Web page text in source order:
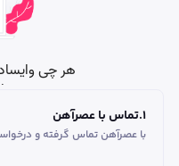
1
.تماس با عصرآهن
با عصرآهن تماس گرفته و